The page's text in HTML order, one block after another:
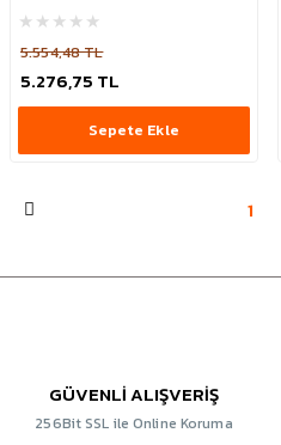
5.554,48 TL
5.276,75 TL
Sepete Ekle
1
GÜVENLİ ALIŞVERİŞ
256Bit SSL ile Online Koruma